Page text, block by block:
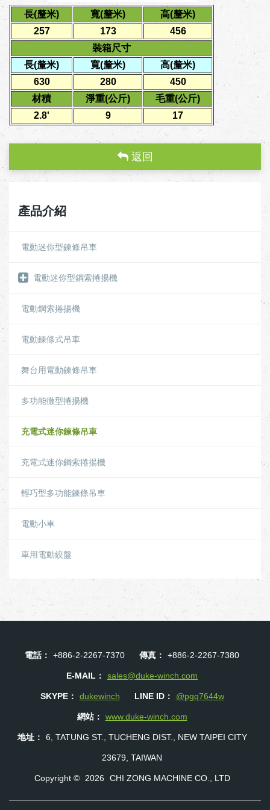
長(釐米) 寬(釐米)
高(釐米)
257
173
456
裝箱尺寸
長(釐米)
寬(釐米)
高(釐米)
630
280
450
材積
淨重(公斤)
毛重(公斤)
2.8'
9 17
返回
產品介紹
電動迷你型鍊條吊車
電動迷你型鋼索捲揚機
電動鋼索捲揚機
電動鍊條式吊車
舞台用電動鍊條吊車
多功能微型捲揚機
充電式迷你鍊條吊車
充電式迷你鋼索捲揚機
輕巧型多功能鍊條吊車
電動小車
車用電動絞盤
電話： +886-2-2267-7370 傳真： +886-2-2267-7380
E-MAIL： sales@duke-winch.com
SKYPE： dukewinch LINE ID： @pgq7644w
網站： www.duke-winch.com
地址： 6, TATUNG ST., TUCHENG DIST., NEW TAIPEI CITY
23679, TAIWAN
Copyright © 2026 CHI ZONG MACHINE CO., LTD